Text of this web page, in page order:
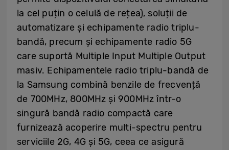
la cel puțin o celulă de rețea), soluții de
automatizare și echipamente radio triplu-
bandă, precum și echipamente radio 5G
care suportă Multiple Input Multiple Output
masiv. Echipamentele radio triplu-bandă de
la Samsung combină benzile de frecvență
de 700MHz, 800MHz și 900MHz într-o
singură bandă radio compactă care
furnizează acoperire multi-spectru pentru
serviciile 2G, 4G și 5G, ceea ce asigură